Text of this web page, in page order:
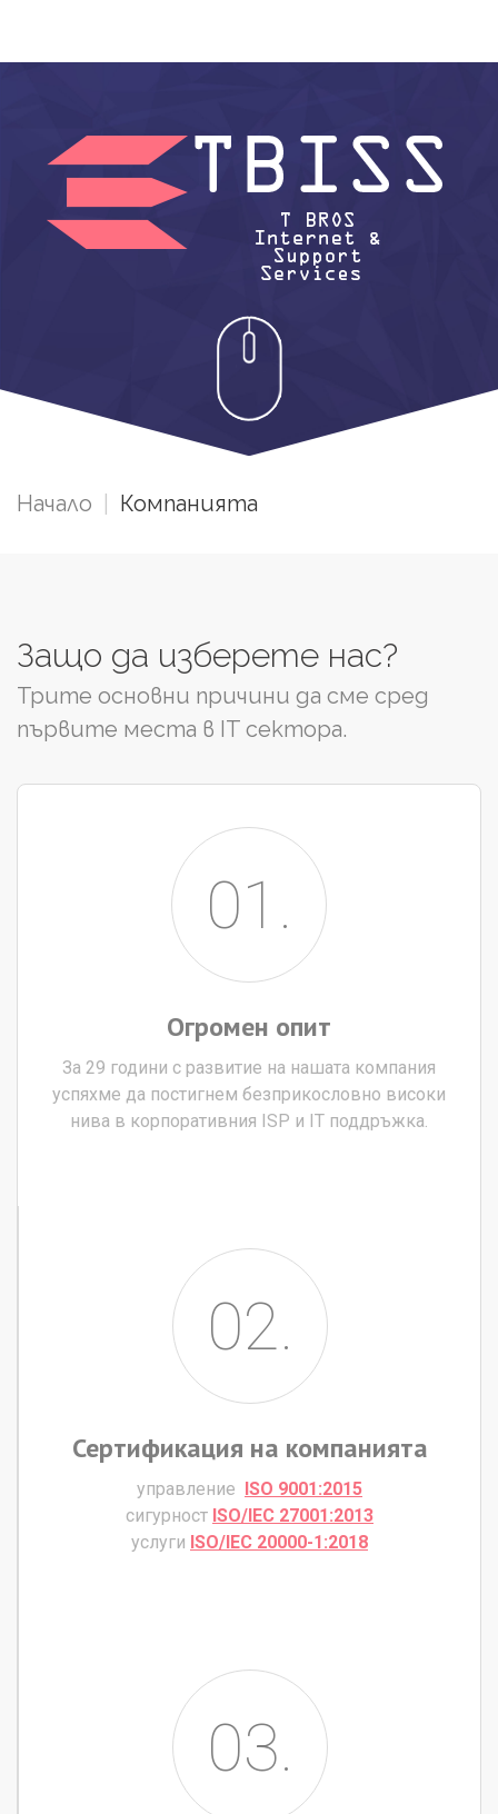
Начало Компанията
Защо да изберете нас?
Трите основни причини да сме сред
първите места в IT сектора.
01.
Огромен опит
За 29 години с развитие на нашата компания
успяхме да постигнем безприкословно високи
нива в корпоративния ISP и IT поддръжка.
02.
Сертификация на компанията
управление ISO 9001:2015
сигурност ISO/IEC 27001:2013
услуги ISO/IEC 20000-1:2018
03.